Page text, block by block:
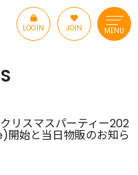
LOGIN JOIN MENU
リスマスパーティー202
始と当日物販のお知ら